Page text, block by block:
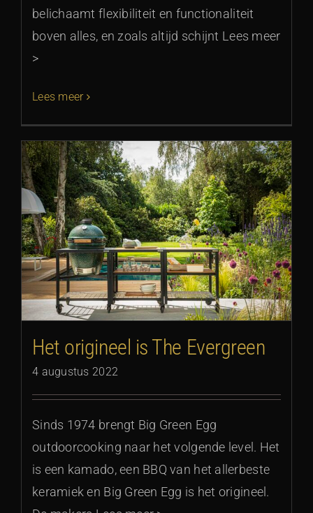
belichaamt flexibiliteit en functionaliteit
boven alles, en zoals altijd schijnt Lees meer
>
Lees meer
Het origineel is The Evergreen
4 augustus 2022
Sinds 1974 brengt Big Green Egg
outdoorcooking naar het volgende level. Het
is een kamado, een BBQ van het allerbeste
keramiek en Big Green Egg is het origineel.